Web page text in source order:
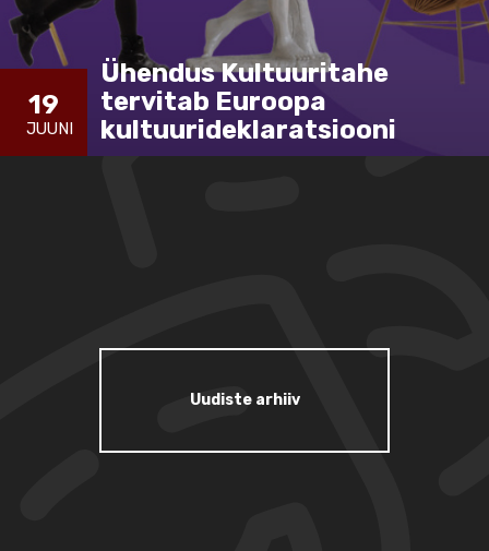
19
JUUNI
Ühendus Kultuuritahe
tervitab Euroopa
kultuurideklaratsiooni
Uudiste arhiiv